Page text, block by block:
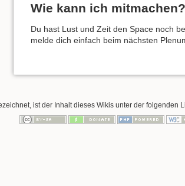
Wie kann ich mitmachen?
Du hast Lust und Zeit den Space noch
melde dich einfach beim nächsten
ist der Inhalt dieses Wikis unter der folgenden